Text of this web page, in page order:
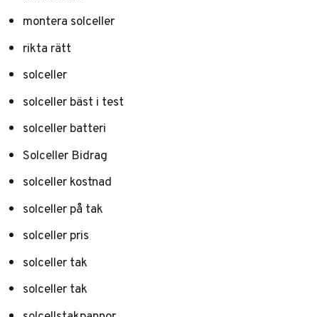
montera solceller
rikta rätt
solceller
solceller bäst i test
solceller batteri
Solceller Bidrag
solceller kostnad
solceller på tak
solceller pris
solceller tak
solceller tak